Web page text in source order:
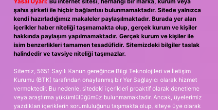
şahıs şirketi ile hiçbir bağlantısı bulunmamaktadır. Sitede yalnızca
kendi hazırladığımız makaleler paylaşılmaktadır. Burada yer alan
içerikler haber niteliği taşımamakta olup, gerçek kurum ve kişiler
hakkında paylaşım yapılmamaktadır. Gerçek kurum ve kişiler ile
isim benzerlikleri tamamen tesadüfidir. Sitemizdeki bilgiler taslak
halindedir ve tavsiye niteliği taşımazlar.
Sitemiz, 5651 Sayılı Kanun gereğince Bilgi Teknolojileri ve İletişim
Kurumu (BTK) tarafından onaylanmış bir Yer Sağlayıcı olarak hizmet
vermektedir. Bu nedenle, sitedeki içerikleri proaktif olarak denetleme
veya araştırma yükümlülüğümüz bulunmamaktadır. Ancak, üyelerimiz
yazdıkları içeriklerin sorumluluğunu taşımakta olup, siteye üye olarak